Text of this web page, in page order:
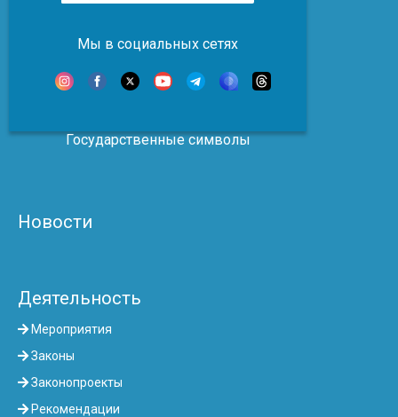
Мы в социальных сетях
Государственные символы
Новости
Деятельность
Мероприятия
Законы
Законопроекты
Рекомендации